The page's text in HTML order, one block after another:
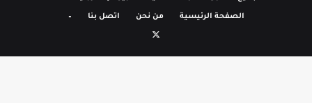
الصفحة الرئيسية من نحن اتصل بنا –